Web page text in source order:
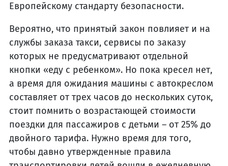
Европейскому стандарту безопасности.
Вероятно, что принятый закон повлияет и на
службы заказа такси, сервисы по заказу
которых не предусматривают отдельной
кнопки «еду с ребенком». Но пока кресел нет,
а время для ожидания машины с автокреслом
составляет от трех часов до нескольких суток,
стоит помнить о возрастающей стоимости
поездки для пассажиров с детьми – от 25% до
двойного тарифа. Нужно время для того,
чтобы давно утвержденные правила